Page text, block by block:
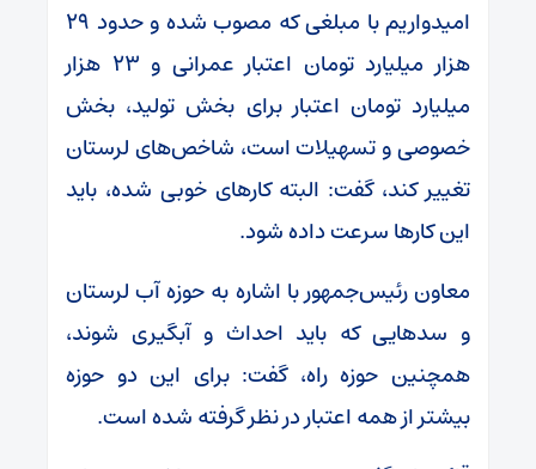
امیدواریم با مبلغی که مصوب شده و حدود ۲۹
هزار میلیارد تومان اعتبار عمرانی و ۲۳ هزار
میلیارد تومان اعتبار برای بخش تولید، بخش
خصوصی و تسهیلات است، شاخص‌های لرستان
تغییر کند، گفت: البته کارهای خوبی شده، باید
این کارها سرعت داده شود.
معاون رئیس‌جمهور با اشاره به حوزه آب لرستان
و سدهایی که باید احداث و آبگیری شوند،
همچنین حوزه راه، گفت: برای این دو حوزه
بیشتر از همه اعتبار در نظر گرفته شده است.